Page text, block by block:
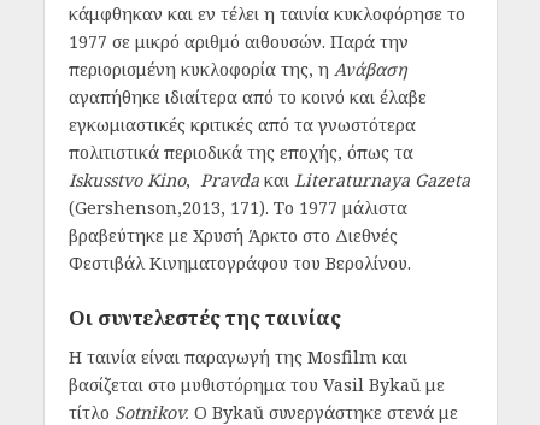
κάμφθηκαν και εν τέλει η ταινία κυκλοφόρησε το
1977 σε μικρό αριθμό αιθουσών. Παρά την
περιορισμένη κυκλοφορία της, η Ανάβαση
αγαπήθηκε ιδιαίτερα από το κοινό και έλαβε
εγκωμιαστικές κριτικές από τα γνωστότερα
πολιτιστικά περιοδικά της εποχής, όπως τα
Iskusstvo Kino, Pravdaκαι Literaturnaya Gazeta
(Gershenson,2013, 171). Το 1977 μάλιστα
βραβεύτηκε με Χρυσή Άρκτο στο Διεθνές
Φεστιβάλ Κινηματογράφου του Βερολίνου.
Οι συντελεστές της ταινίας
Η ταινία είναι παραγωγή της Mosfilm και
βασίζεται στο μυθιστόρημα του Vasil Bykaŭ με
τίτλο Sotnikov. Ο Bykaŭ συνεργάστηκε στενά με